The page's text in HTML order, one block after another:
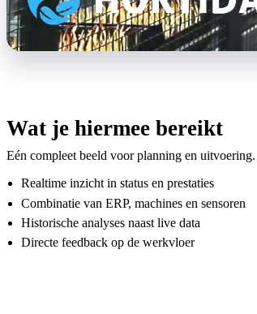
Wat je hiermee bereikt
Eén compleet beeld voor planning en uitvoering.
Realtime inzicht in status en prestaties
Combinatie van ERP, machines en sensoren
Historische analyses naast live data
Directe feedback op de werkvloer